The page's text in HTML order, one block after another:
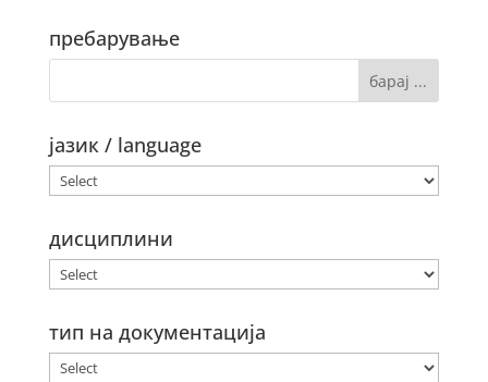
пребарување
јазик / language
дисциплини
тип на документација